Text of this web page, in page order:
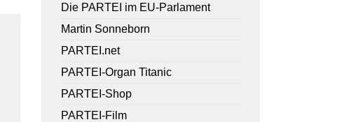
Die PARTEI im EU-Parlament
Martin Sonneborn
PARTEI.net
PARTEI-Organ Titanic
PARTEI-Shop
PARTEI-Film